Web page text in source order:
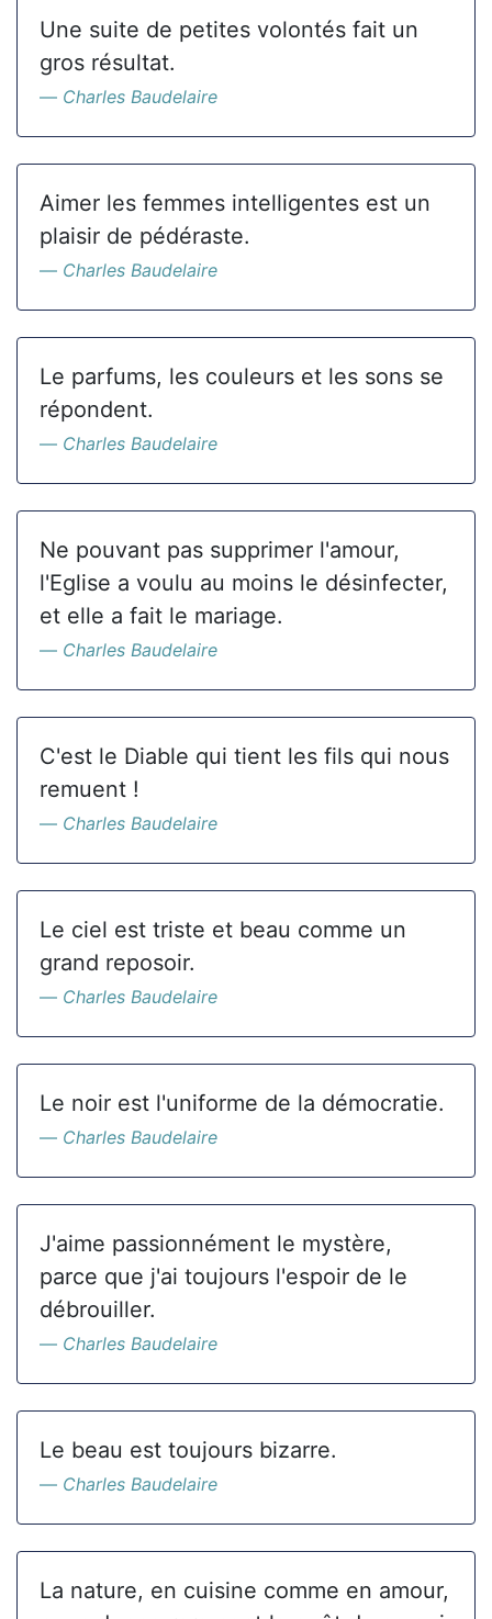
Une suite de petites volontés fait un
gros résultat.
Charles Baudelaire
Aimer les femmes intelligentes est un
plaisir de pédéraste.
Charles Baudelaire
Le parfums, les couleurs et les sons se
répondent.
Charles Baudelaire
Ne pouvant pas supprimer l'amour,
l'Eglise a voulu au moins le désinfecter,
et elle a fait le mariage.
Charles Baudelaire
C'est le Diable qui tient les fils qui nous
remuent !
Charles Baudelaire
Le ciel est triste et beau comme un
grand reposoir.
Charles Baudelaire
Le noir est l'uniforme de la démocratie.
Charles Baudelaire
J'aime passionnément le mystère,
parce que j'ai toujours l'espoir de le
débrouiller.
Charles Baudelaire
Le beau est toujours bizarre.
Charles Baudelaire
La nature, en cuisine comme en amour,